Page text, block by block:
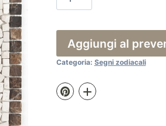
Sagittario
Aggiungi al
Categoria: Segni zodiacali